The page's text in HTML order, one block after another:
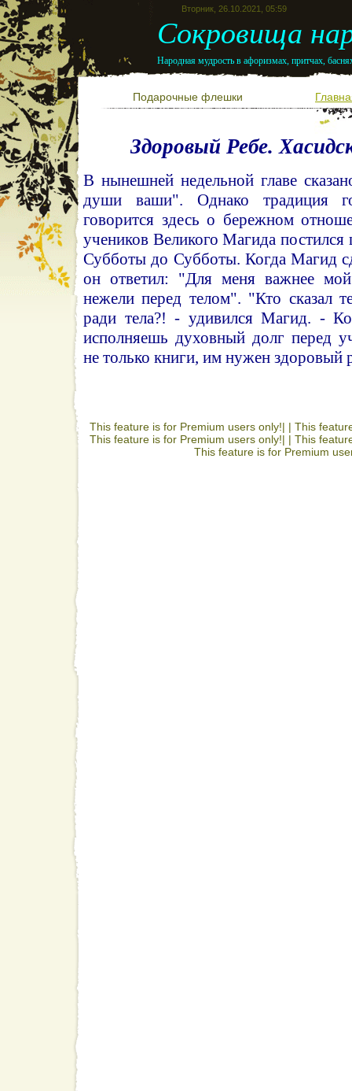
Вторник, 26.10.2021, 05:59
Сокровища
Народная мудрость в афоризмах, притчах,
Подарочные флешки
Здоровый Ребе.
В нынешней недельной главе
души ваши". Однако традиция
говорится здесь о бережном
учеников Великого Магида
Субботы до Субботы. Когда Магид
он ответил: "Для меня важнее
нежели перед телом". "Кто сказал
ради тела?! - удивился Магид. -
исполняешь духовный долг перед
не только книги, им нужен здоровый
This feature is for Premium users only!| | This
This feature is for Premium users only!| | This
This feature is for Premium